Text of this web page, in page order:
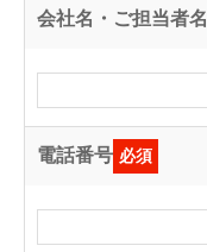
会社名・ご担当者名
電話番号 必須